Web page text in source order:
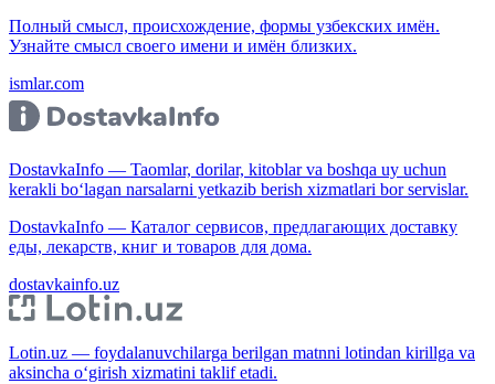
Полный смысл, происхождение, формы узбекских имён.
Узнайте смысл своего имени и имён близких.
ismlar.com
DostavkaInfo — Taomlar, dorilar, kitoblar va boshqa uy uchun
kerakli bo‘lagan narsalarni yetkazib berish xizmatlari bor servislar.
DostavkaInfo — Каталог сервисов, предлагающих доставку
еды, лекарств, книг и товаров для дома.
dostavkainfo.uz
Lotin.uz — foydalanuvchilarga berilgan matnni lotindan kirillga va
aksincha o‘girish xizmatini taklif etadi.